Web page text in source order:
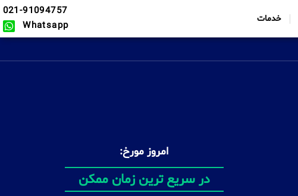
خدمات
021-91094757
Whatsapp
امروز مورخ:
در سریع ترین زمان ممکن